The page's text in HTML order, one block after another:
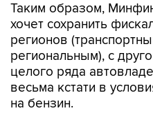
Таким образом,
хочет сохранить
регионов
региональным), с
целого ряда
весьма кстати в
на бензин.